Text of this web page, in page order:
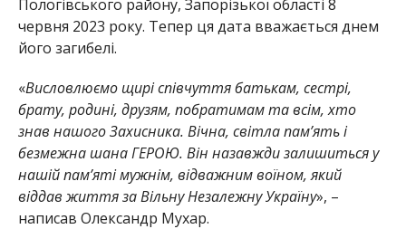
Пологівського району, Запорізької області 8
червня 2023 року. Тепер ця дата вважається днем
його загибелі.
«Висловлюємо щирі співчуття батькам, сестрі,
брату, родині, друзям, побратимам та всім, хто
знав нашого Захисника. Вічна, світла пам’ять і
безмежна шана ГЕРОЮ. Він назавжди залишиться у
нашій пам’яті мужнім, відважним воїном, який
віддав життя за Вільну Незалежну Україну», –
написав Олександр Мухар.